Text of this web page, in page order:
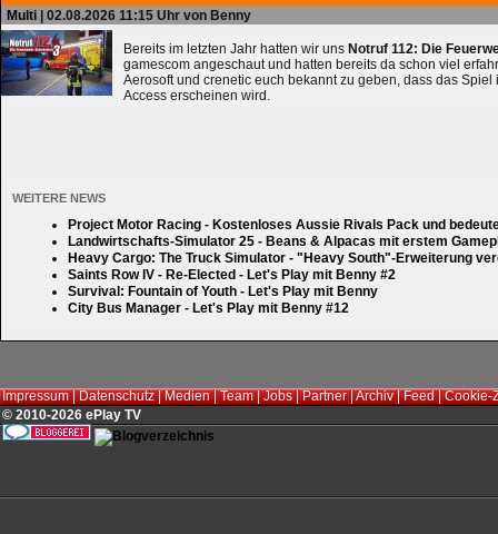
Multi | 02.08.2026 11:15 Uhr von Benny
Bereits im letzten Jahr hatten wir uns Notruf 112: Die
gamescom angeschaut und hatten bereits da schon viel
Aerosoft und crenetic euch bekannt zu geben, dass das Spiel
Access erscheinen wird.
WEITERE NEWS
Project Motor Racing - Kostenloses Aussie Rivals Pack und
Landwirtschafts-Simulator 25 - Beans & Alpacas mit erstem
Heavy Cargo: The Truck Simulator - "Heavy South"-Erweiterung
Saints Row IV - Re-Elected - Let's Play mit Benny #2
Survival: Fountain of Youth - Let's Play mit Benny
City Bus Manager - Let's Play mit Benny #12
Impressum|Datenschutz|Medien|Team|Jobs|Partner|Archiv|Feed|Cookie-
© 2010-2026 ePlay TV